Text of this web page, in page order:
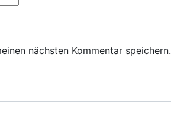
nächsten Kommentar speichern.